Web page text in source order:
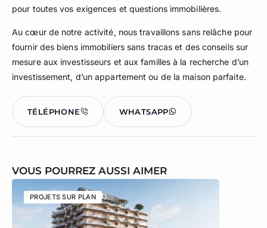
pour toutes vos exigences et questions immobilières.
Au cœur de notre activité, nous travaillons sans relâche pour
fournir des biens immobiliers sans tracas et des conseils sur
mesure aux investisseurs et aux familles à la recherche d’un
investissement, d’un appartement ou de la maison parfaite.
TÉLÉPHONE WHATSAPP
VOUS POURREZ AUSSI AIMER
PROJETS SUR PLAN